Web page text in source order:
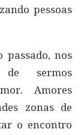
pessoas
passado, nos
de sermos
Amores
zonas de
o encontro